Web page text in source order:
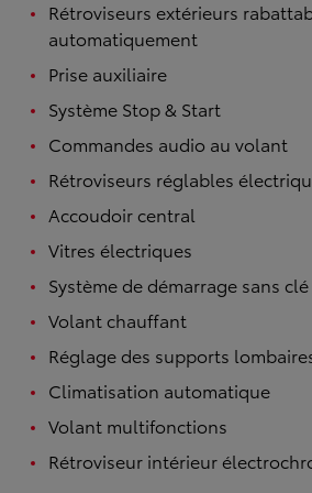
Rétroviseurs extérieurs
automatiquement
Prise auxiliaire
Système Stop & Start
Commandes audio au volant
Rétroviseurs réglables
Accoudoir central
Vitres électriques
Système de démarrage sans clé
Volant chauffant
Réglage des supports
Climatisation automatique
Volant multifonctions
Rétroviseur intérieur